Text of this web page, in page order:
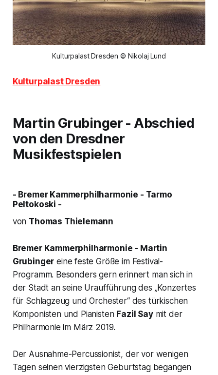
Kulturpalast Dresden © Nikolaj Lund
Kulturpalast Dresden
Martin Grubinger - Abschied
von den Dresdner
Musikfestspielen
- Bremer Kammerphilharmonie - Tarmo
Peltokoski -
von Thomas Thielemann
Bremer Kammerphilharmonie - Martin
Grubinger eine feste Größe im Festival-
Programm. Besonders gern erinnert man sich in
der Stadt an seine Uraufführung des „Konzertes
für Schlagzeug und Orchester“des türkischen
Komponisten und Pianisten Fazil Saymit der
Philharmonie im März 2019.
Der Ausnahme-Percussionist, der vor wenigen
Tagen seinen vierzigsten Geburtstag begangen